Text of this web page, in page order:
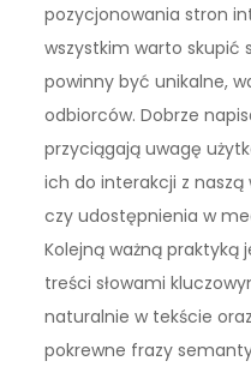
pozycjonowania stron
wszystkim warto skupić
powinny być unikalne,
odbiorców. Dobrze
przyciągają uwagę
ich do interakcji z
czy udostępnienia w
Kolejną ważną praktyką
treści słowami
naturalnie w tekście
pokrewne frazy